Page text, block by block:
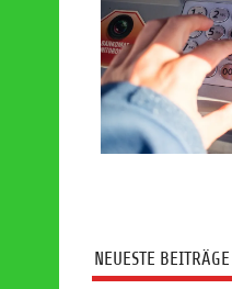
NEUESTE BEITRÄGE